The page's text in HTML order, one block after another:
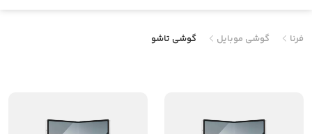
فرنا گوشی موبایل گوشی تاشو